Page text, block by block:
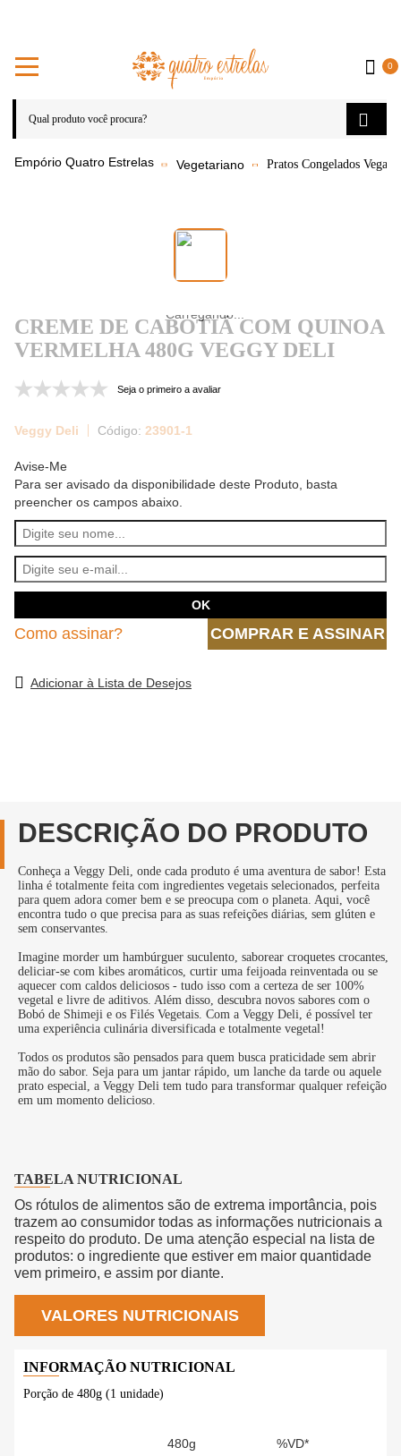
0
Vegetariano Pratos Congelados
CREME DE CABOTIÁ COM QUINOA
VERMELHA 480G VEGGY DELI
Seja o primeiro a avaliar
Veggy Deli 23901-1
Avise-Me
Para ser avisado da disponibilidade deste Produto, basta
preencher os campos abaixo.
Como assinar? COMPRAR E ASSINAR
Adicionar à Lista de Desejos
DESCRIÇÃO DO PRODUTO
Conheça a Veggy Deli, onde cada produto é uma aventura de sabor! Esta
linha é totalmente feita com ingredientes vegetais selecionados, perfeita
para quem adora comer bem e se preocupa com o planeta. Aqui, você
encontra tudo o que precisa para as suas refeições diárias, sem glúten e
sem conservantes.
Imagine morder um hambúrguer suculento, saborear croquetes crocantes,
deliciar-se com kibes aromáticos, curtir uma feijoada reinventada ou se
aquecer com caldos deliciosos - tudo isso com a certeza de ser 100%
vegetal e livre de aditivos. Além disso, descubra novos sabores com o
Bobó de Shimeji e os Filés Vegetais. Com a Veggy Deli, é possível ter
uma experiência culinária diversificada e totalmente vegetal!
Todos os produtos são pensados para quem busca praticidade sem abrir
mão do sabor. Seja para um jantar rápido, um lanche da tarde ou aquele
prato especial, a Veggy Deli tem tudo para transformar qualquer refeição
em um momento delicioso.
TABELA NUTRICIONAL
Os rótulos de alimentos são de extrema importância, pois
trazem ao consumidor todas as informações nutricionais a
respeito do produto. De uma atenção especial na lista de
produtos: o ingrediente que estiver em maior quantidade
vem primeiro, e assim por diante.
VALORES NUTRICIONAIS
Porção de 480g (1 unidade)
480g %VD*